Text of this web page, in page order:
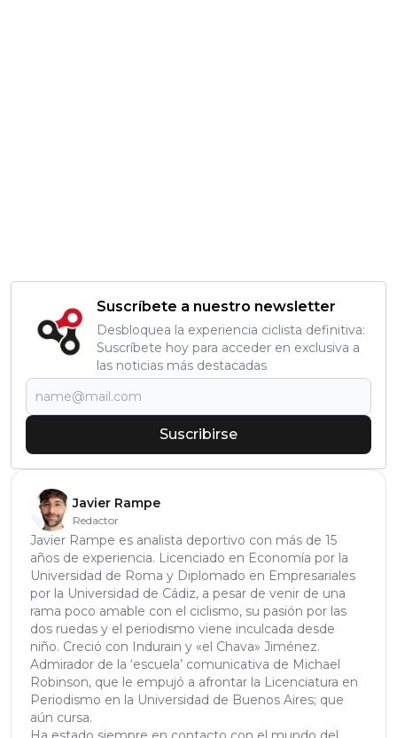
Suscríbete a nuestro newsletter
Desbloquea la experiencia ciclista definitiva:
Suscríbete hoy para acceder en exclusiva a
las noticias más destacadas
Suscribirse
Javier Rampe
Redactor
Javier Rampe es analista deportivo con más de 15
años de experiencia. Licenciado en Economía por la
Universidad de Roma y Diplomado en Empresariales
por la Universidad de Cádiz, a pesar de venir de una
rama poco amable con el ciclismo, su pasión por las
dos ruedas y el periodismo viene inculcada desde
niño. Creció con Indurain y «el Chava» Jiménez.
Admirador de la ‘escuela’ comunicativa de Michael
Robinson, que le empujó a afrontar la Licenciatura en
Periodismo en la Universidad de Buenos Aires; que
aún cursa.